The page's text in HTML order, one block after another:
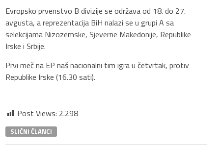
Evropsko prvenstvo B divizije se održava od 18. do 27.
avgusta, a reprezentacija BiH nalazi se u grupi A sa
selekcijama Nizozemske, Sjeverne Makedonije, Republike
Irske i Srbije.
Prvi meč na EP naš nacionalni tim igra u četvrtak, protiv
Republike Irske (16.30 sati).
Post Views: 2.298
SLIČNI ČLANCI